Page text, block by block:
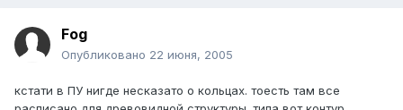
Fog
Опубликовано 22 июня, 2005
кстати в ПУ нигде несказато о кольцах. тоесть там все